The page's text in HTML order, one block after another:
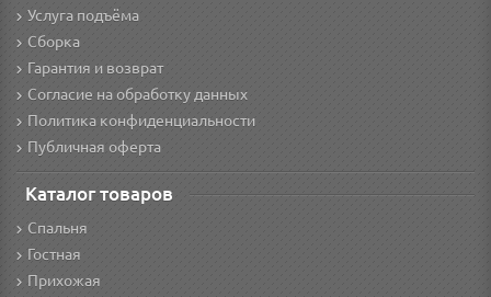
Услуга подъёма
Сборка
Гарантия и возврат
Согласие на обработку данных
Политика конфиденциальности
Публичная оферта
Каталог товаров
Спальня
Гостная
Прихожая